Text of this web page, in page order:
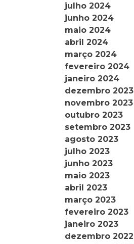
julho 2024
junho 2024
maio 2024
abril 2024
março 2024
fevereiro 2024
janeiro 2024
dezembro 2023
novembro 2023
outubro 2023
setembro 2023
agosto 2023
julho 2023
junho 2023
maio 2023
abril 2023
março 2023
fevereiro 2023
janeiro 2023
dezembro 2022